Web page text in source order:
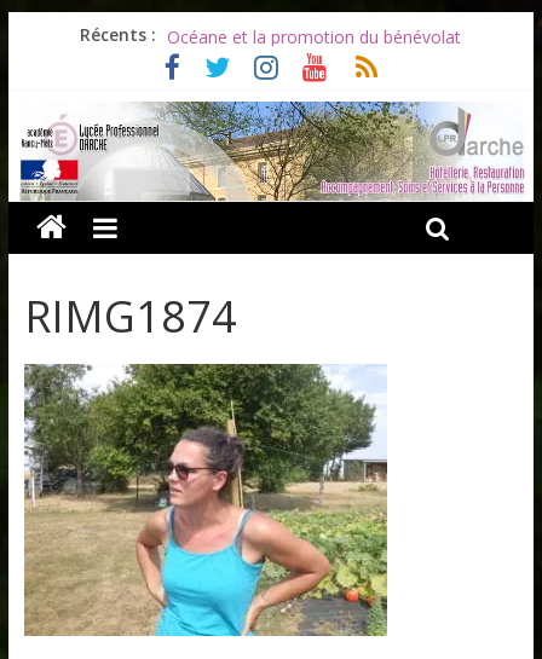
Récents :
Océane et la promotion du bénévolat
Bonnes vacances à tous !
Infos rentrée septembre 2026
Soirée d’adieux au Lycée Darche
RIMG1874